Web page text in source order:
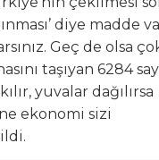
diye madde
Geç de olsa
taşıyan 6284
yuvalar dağılırsa
ekonomi sizi